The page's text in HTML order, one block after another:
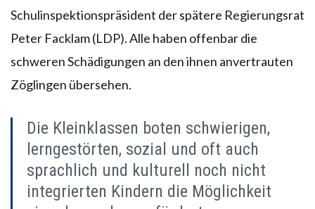
Schulinspektionspräsident der spätere Regierungsrat
Peter Facklam (LDP). Alle haben offenbar die
schweren Schädigungen an den ihnen anvertrauten
Zöglingen übersehen.
Die Kleinklassen boten schwierigen,
lerngestörten, sozial und oft auch
sprachlich und kulturell noch nicht
integrierten Kindern die Möglichkeit